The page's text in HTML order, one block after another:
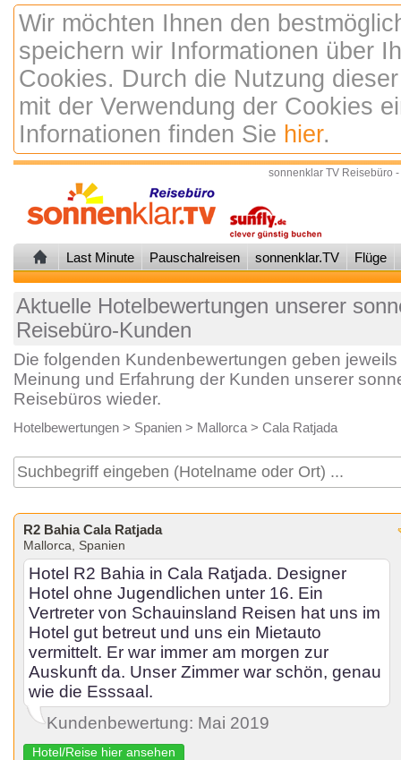
Wir möchten Ihnen den
speichern wir Informationen über
Cookies. Durch die Nutzung
mit der Verwendung der Cookies
Infornationen finden Sie hier.
sonnenklar TV Reisebüro
Last Minute Pauschalreisen sonnenklar.TV Flüge
Aktuelle Hotelbewertungen unserer
Reisebüro-Kunden
Die folgenden Kundenbewertungen geben
Meinung und Erfahrung der Kunden unserer
Reisebüros wieder.
Hotelbewertungen > Spanien > Mallorca > Cala Ratjada
R2 Bahia Cala Ratjada
Mallorca, Spanien
Hotel R2 Bahia in Cala Ratjada. Designer
Hotel ohne Jugendlichen unter 16. Ein
Vertreter von Schauinsland Reisen hat uns im
Hotel gut betreut und uns ein Mietauto
vermittelt. Er war immer am morgen zur
Auskunft da. Unser Zimmer war schön, genau
wie die Esssaal.
Kundenbewertung: Mai 2019
Hotel/Reise hier ansehen